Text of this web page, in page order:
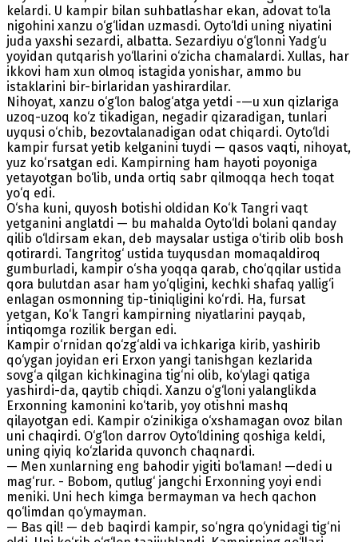
kelardi. U kampir bilan suhbatlashar ekan, adovat to‘la
nigohini xanzu o‘g‘lidan uzmasdi. Oyto‘ldi uning niyatini
juda yaxshi sezardi, albatta. Sezardiyu o‘g‘lonni Yadg‘u
yoyidan qutqarish yo‘llarini o‘zicha chamalardi. Xullas, har
ikkovi ham xun olmoq istagida yonishar, ammo bu
istaklarini bir-birlaridan yashirardilar.
Nihoyat, xanzu o‘g‘lon balog‘atga yetdi -—u xun qizlariga
uzoq-uzoq ko‘z tikadigan, negadir qizaradigan, tunlari
uyqusi o‘chib, bezovtalanadigan odat chiqardi. Oyto‘ldi
kampir fursat yetib kelganini tuydi — qasos vaqti, nihoyat,
yuz ko‘rsatgan edi. Kampirning ham hayoti poyoniga
yetayotgan bo‘lib, unda ortiq sabr qilmoqqa hech toqat
yo‘q edi.
O‘sha kuni, quyosh botishi oldidan Ko‘k Tangri vaqt
yetganini anglatdi — bu mahalda Oyto‘ldi bolani qanday
qilib o‘ldirsam ekan, deb maysalar ustiga o‘tirib olib bosh
qotirardi. Tangritog‘ ustida tuyqusdan momaqaldiroq
gumburladi, kampir o‘sha yoqqa qarab, cho‘qqilar ustida
qora bulutdan asar ham yo‘qligini, kechki shafaq yallig‘i
enlagan osmonning tip-tiniqligini ko‘rdi. Ha, fursat
yetgan, Ko‘k Tangri kampirning niyatlarini payqab,
intiqomga rozilik bergan edi.
Kampir o‘rnidan qo‘zg‘aldi va ichkariga kirib, yashirib
qo‘ygan joyidan eri Erxon yangi tanishgan kezlarida
sovg‘a qilgan kichkinagina tig‘ni olib, ko‘ylagi qatiga
yashirdi-da, qaytib chiqdi. Xanzu o‘g‘loni yalanglikda
Erxonning kamonini ko‘tarib, yoy otishni mashq
qilayotgan edi. Kampir o‘zinikiga o‘xshamagan ovoz bilan
uni chaqirdi. O‘g‘lon darrov Oyto‘ldining qoshiga keldi,
uning qiyiq ko‘zlarida quvonch chaqnardi.
— Men xunlarning eng bahodir yigiti bo‘laman! —dedi u
mag‘rur. - Bobom, qutlug‘ jangchi Erxonning yoyi endi
meniki. Uni hech kimga bermayman va hech qachon
qo‘limdan qo‘ymayman.
— Bas qil! — deb baqirdi kampir, so‘ngra qo‘ynidagi tig‘ni